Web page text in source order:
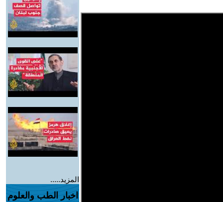
المزيد.....
اخبار الطب والعلوم